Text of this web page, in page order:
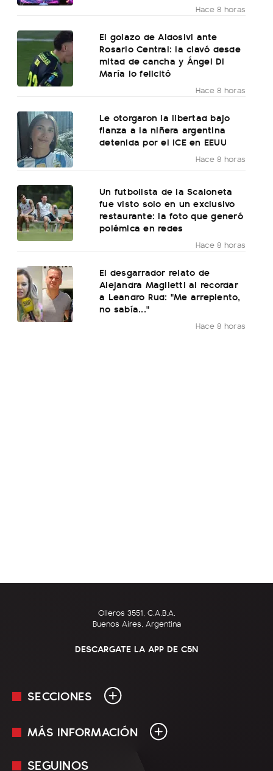
Hace 8 horas
El golazo de Aldosivi ante
Rosario Central: la clavó desde
mitad de cancha y Ángel Di
María lo felicitó
Hace 8 horas
Le otorgaron la libertad bajo
fianza a la niñera argentina
detenida por el ICE en EEUU
Hace 8 horas
Un futbolista de la Scaloneta
fue visto solo en un exclusivo
restaurante: la foto que generó
polémica en redes
Hace 8 horas
El desgarrador relato de
Alejandra Maglietti al recordar
a Leandro Rud: "Me arrepiento,
no sabía..."
Hace 8 horas
Olleros 3551, C.A.B.A.
Buenos Aires, Argentina
DESCARGATE LA APP DE C5N
SECCIONES
En Vivo
MÁS INFORMACIÓN
SEGUINOS